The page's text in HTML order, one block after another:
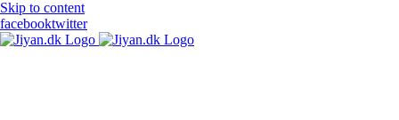
Skip to content
facebooktwitter